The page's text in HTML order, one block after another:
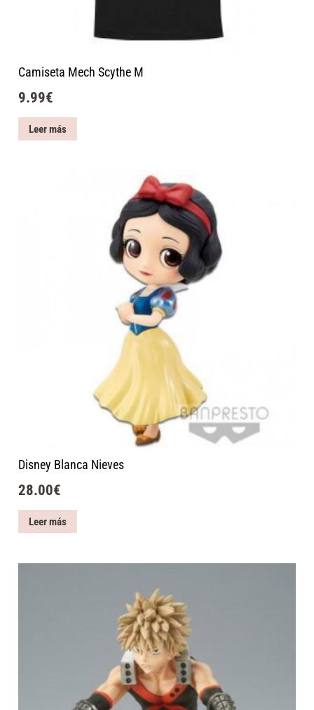
Camiseta Mech Scythe M
9.99€
Leer más
Disney Blanca Nieves
28.00€
Leer más